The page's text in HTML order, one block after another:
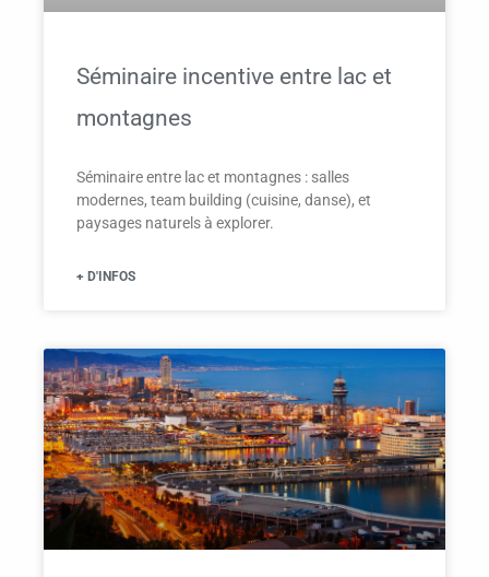
Séminaire incentive entre lac et
montagnes
Séminaire entre lac et montagnes : salles
modernes, team building (cuisine, danse), et
paysages naturels à explorer.
+ D'INFOS